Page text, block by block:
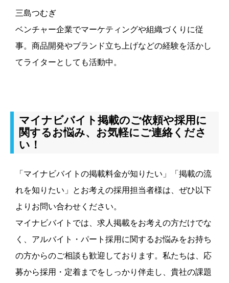
三島つむぎ
ベンチャー企業でマーケティングや組織づくりに従
事。商品開発やブランド立ち上げなどの経験を活かし
てライターとしても活動中。
マイナビバイト掲載のご依頼や採用に
関するお悩み、お気軽にご連絡くださ
い！
「マイナビバイトの掲載料金が知りたい」「掲載の流
れを知りたい」とお考えの採用担当者様は、ぜひ以下
よりお問い合わせください。
マイナビバイトでは、求人掲載をお考えの方だけでな
く、アルバイト・パート採用に関するお悩みをお持ち
の方からのご相談も歓迎しております。私たちは、応
募から採用・定着までをしっかり伴走し、貴社の課題